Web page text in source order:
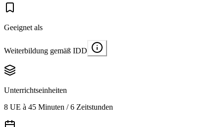
Geeignet als
Weiterbildung gemäß IDD
Unterrichtseinheiten
8 UE à 45 Minuten / 6 Zeitstunden